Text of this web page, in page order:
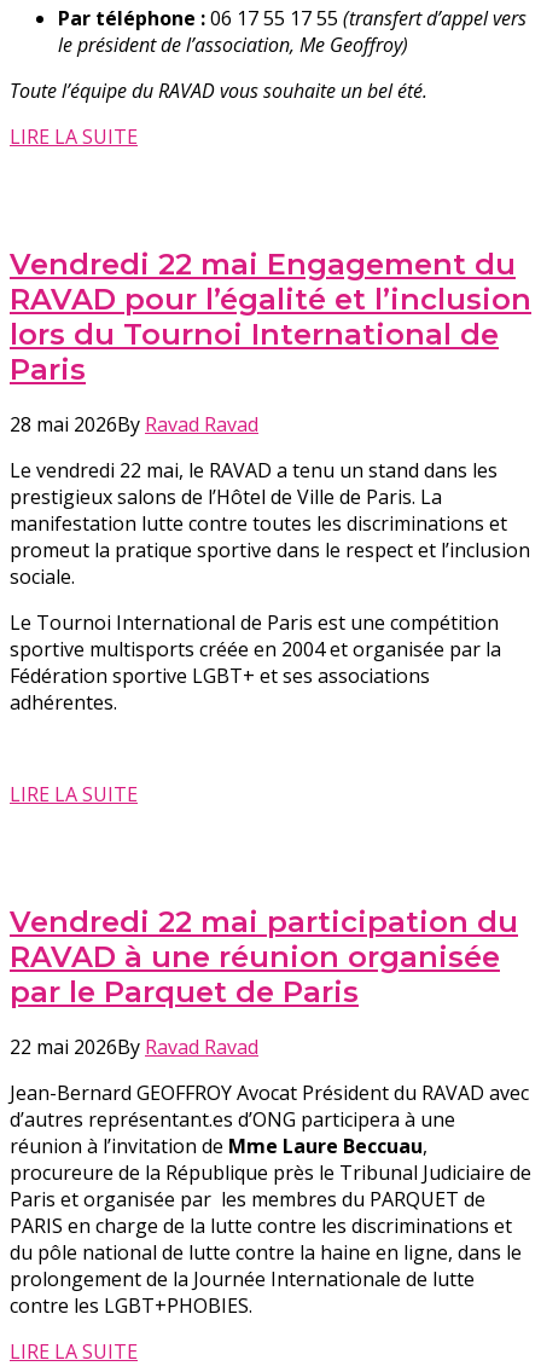
Par téléphone :06 17 55 17 55 (transfert d’appel vers
le président de l’association, Me Geoffroy)
Toute l’équipe du RAVAD vous souhaite un bel été.
LIRE LA SUITE
Vendredi 22 mai Engagement du
RAVAD pour l’égalité et l’inclusion
lors du Tournoi International de
Paris
28 mai 2026By Ravad Ravad
Le vendredi 22 mai, le RAVAD a tenu un stand dans les
prestigieux salons de l’Hôtel de Ville de Paris. La
manifestation lutte contre toutes les discriminations et
promeut la pratique sportive dans le respect et l’inclusion
sociale.
Le Tournoi International de Paris est une compétition
sportive multisports créée en 2004 et organisée par la
Fédération sportive LGBT+ et ses associations
adhérentes.
LIRE LA SUITE
Vendredi 22 mai participation du
RAVAD à une réunion organisée
par le Parquet de Paris
22 mai 2026By Ravad Ravad
Jean-Bernard GEOFFROY Avocat Président du RAVAD avec
d’autres représentant.es d’ONG participera à une
réunion à l’invitation de Mme Laure Beccuau,
procureure de la République près le Tribunal Judiciaire de
Paris et organisée par les membres du PARQUET de
PARIS en charge de la lutte contre les discriminations et
du pôle national de lutte contre la haine en ligne, dans le
prolongement de la Journée Internationale de lutte
contre les LGBT+PHOBIES.
LIRE LA SUITE